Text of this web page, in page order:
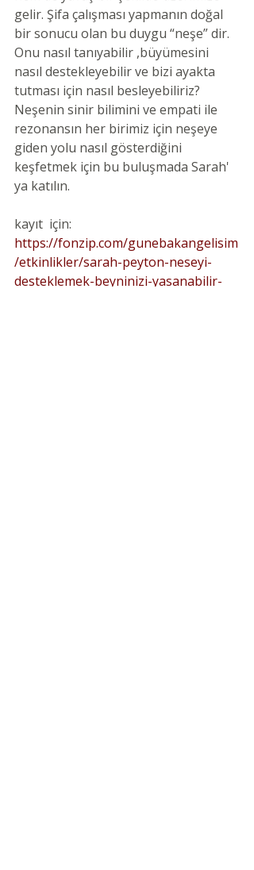
gelir. Şifa çalışması yapmanın doğal
bir sonucu olan bu duygu “neşe” dir.
Onu nasıl tanıyabilir ,büyümesini
nasıl destekleyebilir ve bizi ayakta
tutması için nasıl besleyebiliriz?
Neşenin sinir bilimini ve empati ile
rezonansın her birimiz için neşeye
giden yolu nasıl gösterdiğini
keşfetmek için bu buluşmada Sarah'
ya katılın.
kayıt  için:
https://fonzip.com/gunebakangelisim
/etkinlikler/sarah-peyton-neseyi-
desteklemek-beyninizi-yasanabilir-